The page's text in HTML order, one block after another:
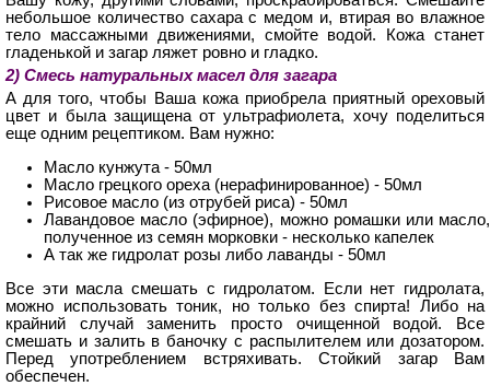
небольшое количество сахара с медом и, втирая во влажное
тело массажными движениями, смойте водой. Кожа станет
гладенькой и загар ляжет ровно и гладко.
2) Смесь натуральных масел для загара
А для того, чтобы Ваша кожа приобрела приятный ореховый
цвет и была защищена от ультрафиолета, хочу поделиться
еще одним рецептиком. Вам нужно:
Масло кунжута - 50мл
Масло грецкого ореха (нерафинированное) - 50мл
Рисовое масло (из отрубей риса) - 50мл
Лавандовое масло (эфирное), можно ромашки или масло,
полученное из семян морковки - несколько капелек
А так же гидролат розы либо лаванды - 50мл
Все эти масла смешать с гидролатом. Если нет гидролата,
можно использовать тоник, но только без спирта! Либо на
крайний случай заменить просто очищенной водой. Все
смешать и залить в баночку с распылителем или дозатором.
Перед употреблением встряхивать. Стойкий загар Вам
обеспечен.